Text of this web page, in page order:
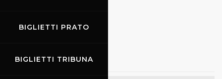
BIGLIETTI PRATO
BIGLIETTI TRIBUNA
Promo Auto